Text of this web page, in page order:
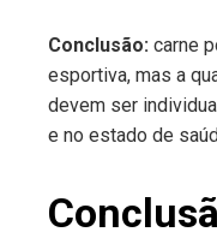
Conclusão: carne
esportiva, mas a
devem ser
e no estado de